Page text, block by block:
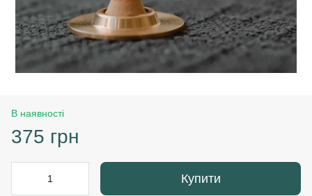
В наявності
375 грн
Купити